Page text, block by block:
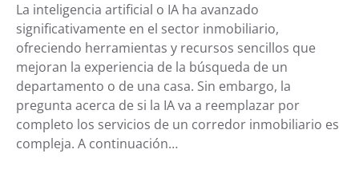
La inteligencia artificial o IA ha avanzado
significativamente en el sector inmobiliario,
ofreciendo herramientas y recursos sencillos que
mejoran la experiencia de la búsqueda de un
departamento o de una casa. Sin embargo, la
pregunta acerca de si la IA va a reemplazar por
completo los servicios de un corredor inmobiliario es
compleja. A continuación…